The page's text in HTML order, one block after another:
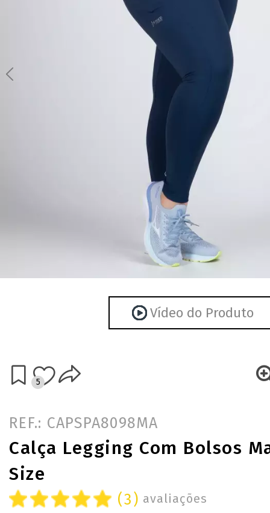
Vídeo do Produto
5
REF.: CAPSPA8098MA
Calça Legging Com Bolsos
Size
(3) avaliações